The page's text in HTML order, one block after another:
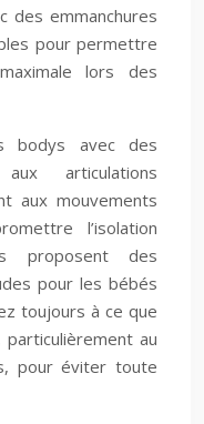
des emmanchures
pour permettre
lors des
bodys avec des
articulations
aux mouvements
l’isolation
proposent des
pour les bébés
toujours à ce que
au
pour éviter toute